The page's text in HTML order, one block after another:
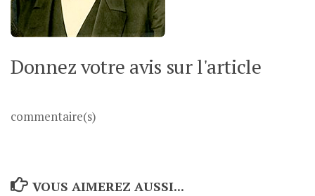
Donnez votre avis sur l'article
commentaire(s)
VOUS AIMEREZ AUSSI...